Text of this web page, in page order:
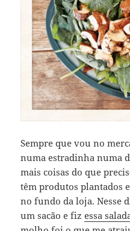
Sempre que vou no
numa estradinha numa
mais coisas do que
têm produtos plantados
no fundo da loja. Nesse
um sacão e fizessa